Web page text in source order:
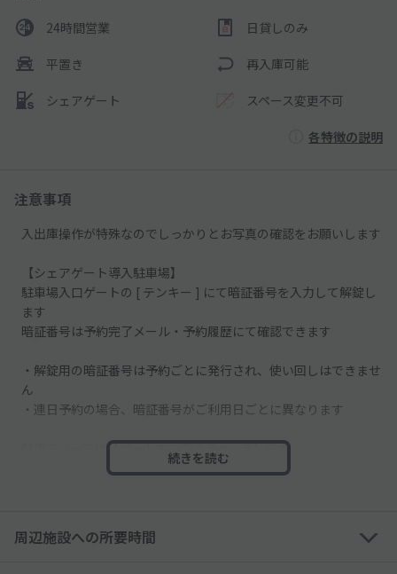
24時間営業 日貸しのみ
平置き 再入庫可能
シェアゲート スペース変更不可
各特徴の説明
注意事項
入出庫操作が特殊なのでしっかりとお写真の確認をお願いします
【シェアゲート導入駐車場】
駐車場入口ゲートの [ テンキー ] にて暗証番号を入力して解錠し
ます
暗証番号は予約完了メール・予約履歴にて確認できます
・解錠用の暗証番号は予約ごとに発行され、使い回しはできませ
ん
・連日予約の場合、暗証番号がご利用日ごとに異なります
駐車スペースは【ゲート内の空きスペース】です
お間違いのないようご注意ください
───────
続きを読む
周辺施設への所要時間